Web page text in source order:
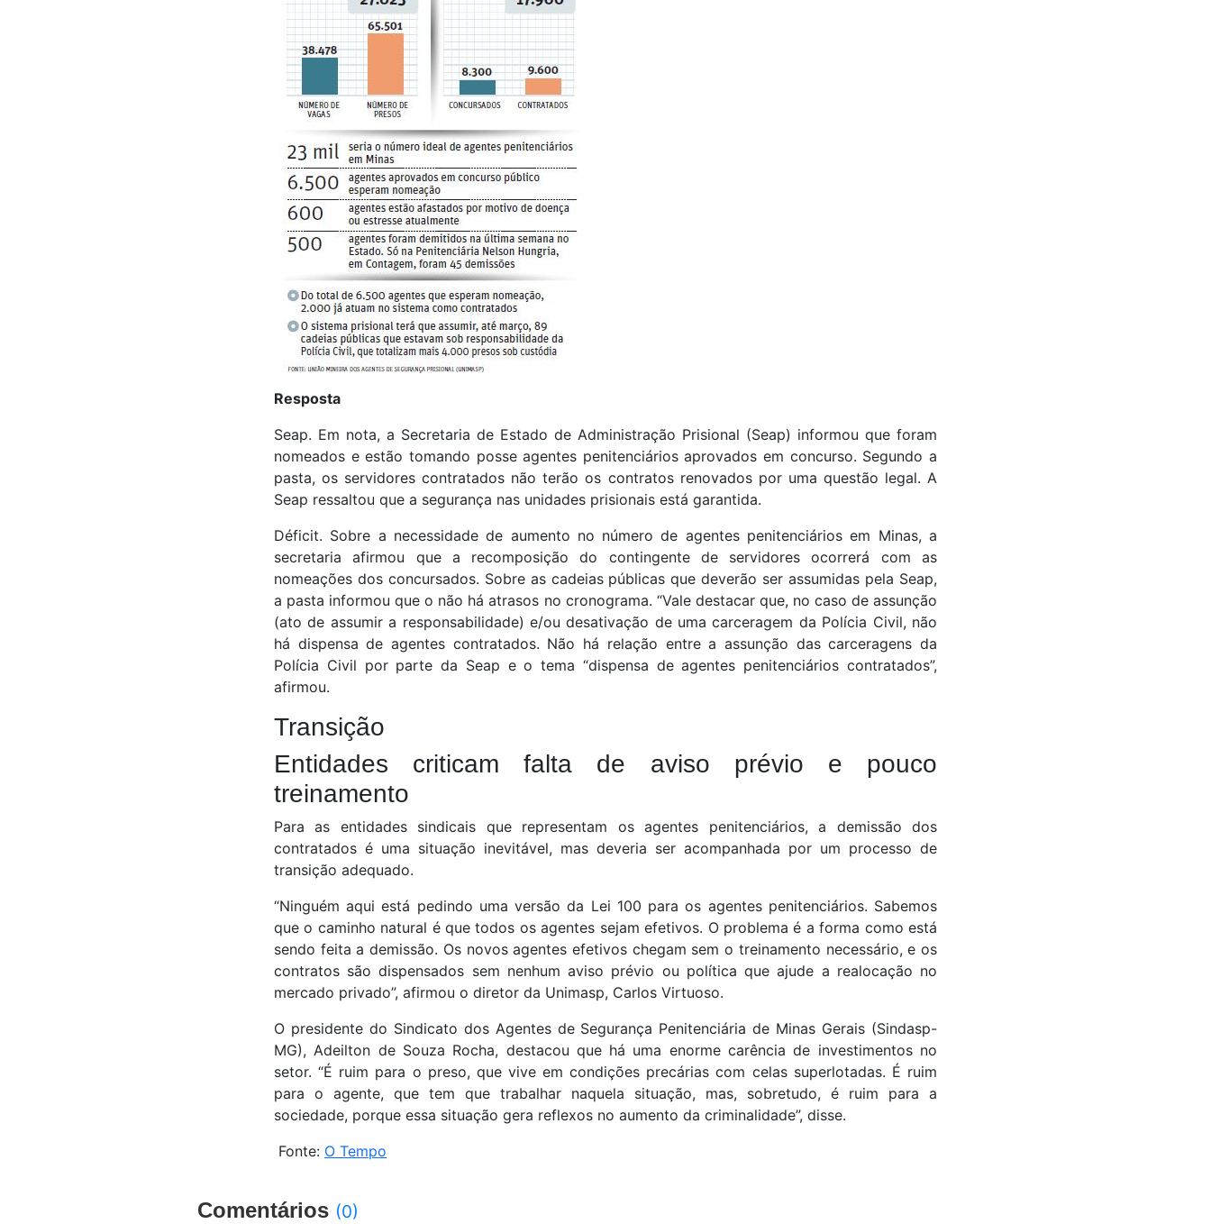
Resposta
Seap. Em nota, a Secretaria de Estado de Administração Prisional (Seap) informou que foram
nomeados e estão tomando posse agentes penitenciários aprovados em concurso. Segundo a
pasta, os servidores contratados não terão os contratos renovados por uma questão legal. A
Seap ressaltou que a segurança nas unidades prisionais está garantida.
Déficit. Sobre a necessidade de aumento no número de agentes penitenciários em Minas, a
secretaria afirmou que a recomposição do contingente de servidores ocorrerá com as
nomeações dos concursados. Sobre as cadeias públicas que deverão ser assumidas pela Seap,
a pasta informou que o não há atrasos no cronograma. “Vale destacar que, no caso de assunção
(ato de assumir a responsabilidade) e/ou desativação de uma carceragem da Polícia Civil, não
há dispensa de agentes contratados. Não há relação entre a assunção das carceragens da
Polícia Civil por parte da Seap e o tema “dispensa de agentes penitenciários contratados”,
afirmou.
Transição
Entidades criticam falta de aviso prévio e pouco
treinamento
Para as entidades sindicais que representam os agentes penitenciários, a demissão dos
contratados é uma situação inevitável, mas deveria ser acompanhada por um processo de
transição adequado.
“Ninguém aqui está pedindo uma versão da Lei 100 para os agentes penitenciários. Sabemos
que o caminho natural é que todos os agentes sejam efetivos. O problema é a forma como está
sendo feita a demissão. Os novos agentes efetivos chegam sem o treinamento necessário, e os
contratos são dispensados sem nenhum aviso prévio ou política que ajude a realocação no
mercado privado”, afirmou o diretor da Unimasp, Carlos Virtuoso.
O presidente do Sindicato dos Agentes de Segurança Penitenciária de Minas Gerais (Sindasp-
MG), Adeilton de Souza Rocha, destacou que há uma enorme carência de investimentos no
setor. “É ruim para o preso, que vive em condições precárias com celas superlotadas. É ruim
para o agente, que tem que trabalhar naquela situação, mas, sobretudo, é ruim para a
sociedade, porque essa situação gera reflexos no aumento da criminalidade”, disse.
Fonte: O Tempo
Comentários (0)